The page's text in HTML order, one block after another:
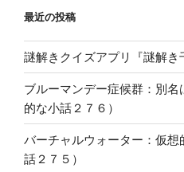
最近の投稿
謎解きクイズアプリ『謎解
ブルーマンデー症候群：別
的な小話２７６）
バーチャルウォーター：仮
話２７５）